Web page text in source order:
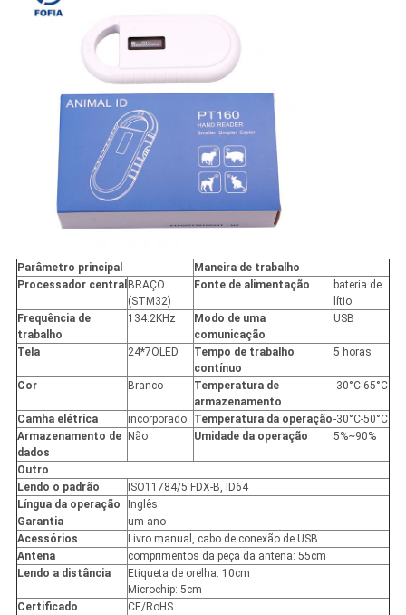
Parâmetro principal
Maneira de trabalho
Processador central BRAÇO
(STM32)
Fonte de alimentação
bateria de
lítio
Frequência de
trabalho
134.2KHz
Modo de uma
comunicação
USB
Tela 24*7OLED
Tempo de trabalho
contínuo
5 horas
Cor Branco
Temperatura de
armazenamento
-30°C-65°C
Camha elétrica incorporado Temperatura da operação-30°C-50°C
Armazenamento de
dados
Não Umidade da operação 5%~90%
Outro
Lendo o padrão
ISO11784/5 FDX-B, ID64
Língua da operação
Inglês
Garantia
um ano
Acessórios
Livro manual, cabo de conexão de USB
Antena
comprimentos da peça da antena: 55cm
Lendo a distância
Etiqueta de orelha: 10cm
Microchip: 5cm
Certificado
CE/RoHS